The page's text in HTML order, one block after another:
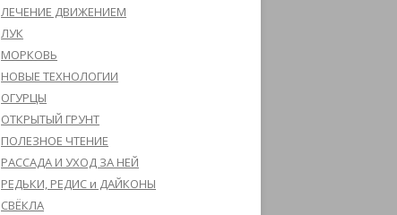
ЛЕЧЕНИЕ ДВИЖЕНИЕМ
ЛУК
МОРКОВЬ
НОВЫЕ ТЕХНОЛОГИИ
ОГУРЦЫ
ОТКРЫТЫЙ ГРУНТ
ПОЛЕЗНОЕ ЧТЕНИЕ
РАССАДА И УХОД ЗА НЕЙ
РЕДЬКИ, РЕДИС и ДАЙКОНЫ
СВЁКЛА